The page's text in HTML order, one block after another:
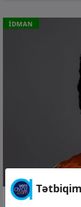
İDMAN
06 avq 2026, 19:03